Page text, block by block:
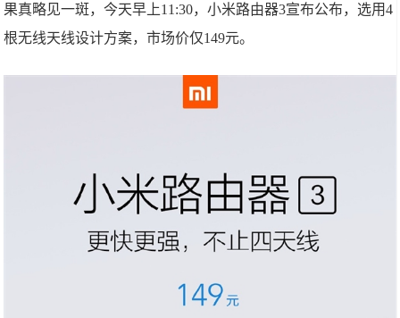
果真略见一斑，今天早上11:30，小米路由器3宣布公布，选用4
根无线天线设计方案，市场价仅149元。